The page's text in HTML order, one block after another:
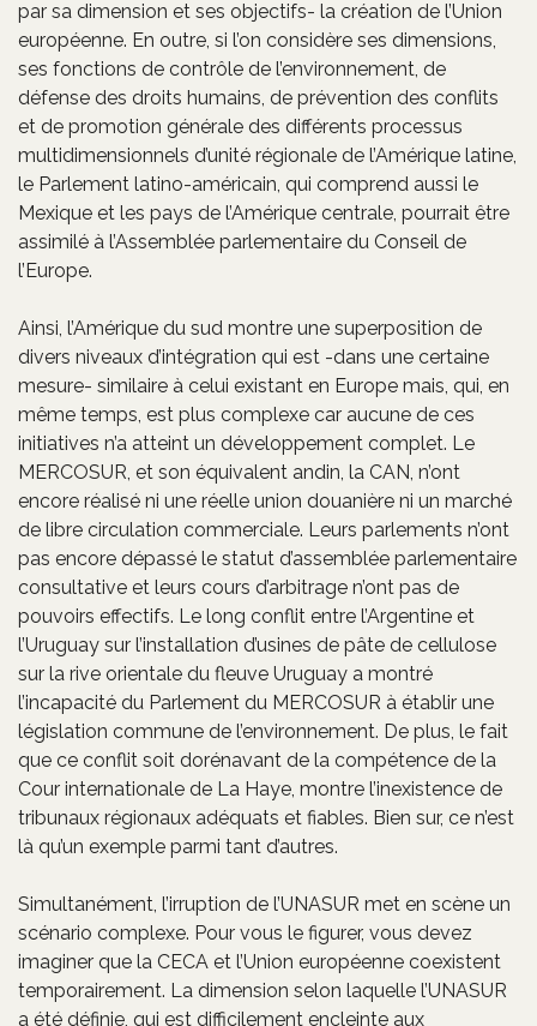
par sa dimension et ses objectifs- la création de l’Union
européenne. En outre, si l’on considère ses dimensions,
ses fonctions de contrôle de l’environnement, de
défense des droits humains, de prévention des conflits
et de promotion générale des différents processus
multidimensionnels d’unité régionale de l’Amérique latine,
le Parlement latino-américain, qui comprend aussi le
Mexique et les pays de l’Amérique centrale, pourrait être
assimilé à l’Assemblée parlementaire du Conseil de
l’Europe.
Ainsi, l’Amérique du sud montre une superposition de
divers niveaux d’intégration qui est -dans une certaine
mesure- similaire à celui existant en Europe mais, qui, en
même temps, est plus complexe car aucune de ces
initiatives n’a atteint un développement complet. Le
MERCOSUR, et son équivalent andin, la CAN, n’ont
encore réalisé ni une réelle union douanière ni un marché
de libre circulation commerciale. Leurs parlements n’ont
pas encore dépassé le statut d’assemblée parlementaire
consultative et leurs cours d’arbitrage n’ont pas de
pouvoirs effectifs. Le long conflit entre l’Argentine et
l’Uruguay sur l’installation d’usines de pâte de cellulose
sur la rive orientale du fleuve Uruguay a montré
l’incapacité du Parlement du MERCOSUR à établir une
législation commune de l’environnement. De plus, le fait
que ce conflit soit dorénavant de la compétence de la
Cour internationale de La Haye, montre l’inexistence de
tribunaux régionaux adéquats et fiables. Bien sur, ce n’est
là qu’un exemple parmi tant d’autres.
Simultanément, l’irruption de l’UNASUR met en scène un
scénario complexe. Pour vous le figurer, vous devez
imaginer que la CECA et l’Union européenne coexistent
temporairement. La dimension selon laquelle l’UNASUR
a été définie, qui est difficilement encleinte aux